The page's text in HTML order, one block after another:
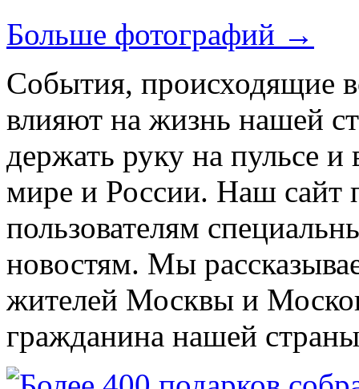
Больше фотографий →
События, происходящие
влияют на жизнь нашей
держать руку на пульсе и
мире и России. Наш сайт
пользователям
новостям. Мы
жителей Москвы и
гражданина нашей